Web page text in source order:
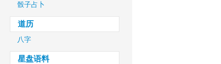
骰子占卜
道历
八字
星盘语料